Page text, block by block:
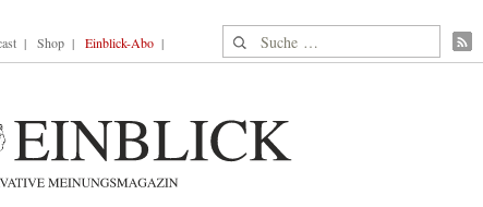
Shop Einblick-Abo Suche nach: